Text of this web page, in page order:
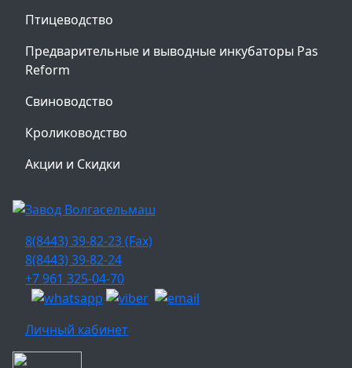
Птицеводство
Предварительные и выводные инкубаторы Pas
Reform
Свиноводство
Кролиководство
Акции и Скидки
8(8443) 39-82-23 (Fax)
8(8443) 39-82-24
+7 961 325-04-70
Личный кабинет